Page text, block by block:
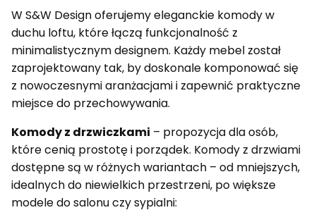
W S&W Design oferujemy eleganckie komody w
duchu loftu, które łączą funkcjonalność z
minimalistycznym designem. Każdy mebel został
zaprojektowany tak, by doskonale komponować się
z nowoczesnymi aranżacjami i zapewnić praktyczne
miejsce do przechowywania.
Komody z drzwiczkami – propozycja dla osób,
które cenią prostotę i porządek. Komody z drzwiami
dostępne są w różnych wariantach – od mniejszych,
idealnych do niewielkich przestrzeni, po większe
modele do salonu czy sypialni: